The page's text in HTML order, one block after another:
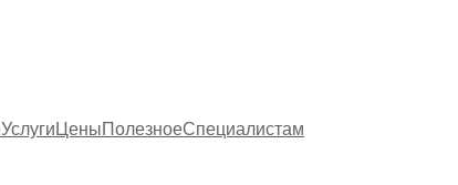
Услуги ЦеныПолезноеСпециалистам